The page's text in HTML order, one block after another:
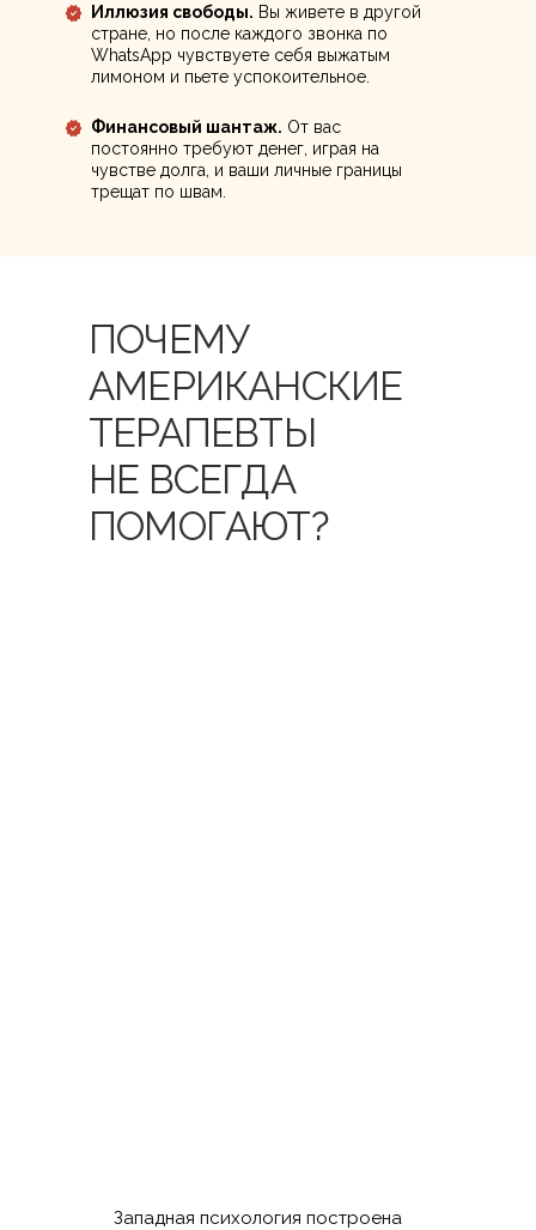
Финансовый шантаж. От вас
постоянно требуют денег, играя на
чувстве долга, и ваши личные границы
трещат по швам.
Иллюзия свободы. Вы живете в другой
стране, но после каждого звонка по
WhatsApp чувствуете себя выжатым
лимоном и пьете успокоительное.
Западная психология построена
ПОЧЕМУ
АМЕРИКАНСКИЕ
ТЕРАПЕВТЫ
НЕ ВСЕГДА
ПОМОГАЮТ?